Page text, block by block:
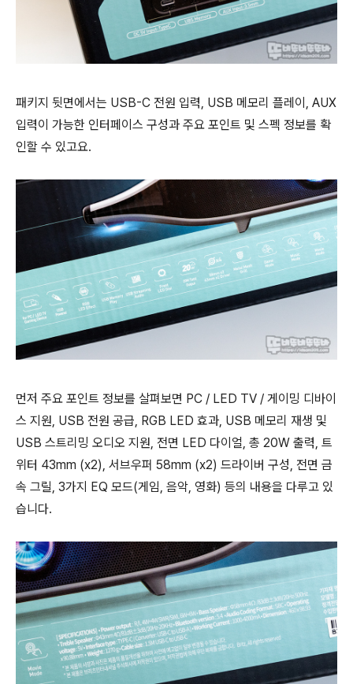
패키지 뒷면에서는 USB-C 전원 입력, USB 메모리 플레이, AUX
입력이 가능한 인터페이스 구성과 주요 포인트 및 스펙 정보를 확
인할 수 있고요.
먼저 주요 포인트 정보를 살펴보면 PC / LED TV / 게이밍 디바이
스 지원, USB 전원 공급, RGB LED 효과, USB 메모리 재생 및
USB 스트리밍 오디오 지원, 전면 LED 다이얼, 총 20W 출력, 트
위터 43mm (x2), 서브우퍼 58mm (x2) 드라이버 구성, 전면 금
속 그릴, 3가지 EQ 모드(게임, 음악, 영화) 등의 내용을 다루고 있
습니다.